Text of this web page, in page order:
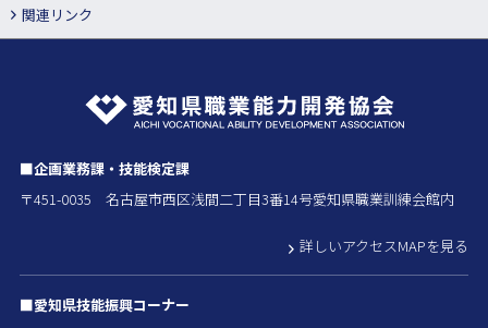
関連リンク
■企画業務課・技能検定課
〒451-0035 名古屋市西区浅間二丁目3番14号愛知県職業訓練会館内
詳しいアクセスMAPを見る
■愛知県技能振興コーナー